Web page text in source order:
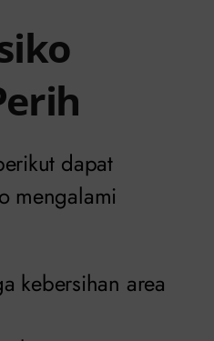
dapat
mengalami
kebersihan area